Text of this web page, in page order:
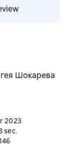
Шокарева
2023
sec.